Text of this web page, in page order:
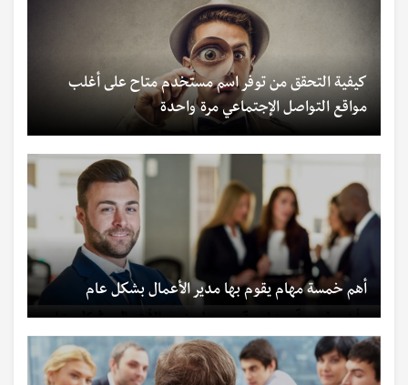
كيفية التحقق من توفر اسم مستخدم متاح على أغلب
مواقع التواصل الإجتماعي مرة واحدة
أهم خمسة مهام يقوم بها مدير الأعمال بشكل عام